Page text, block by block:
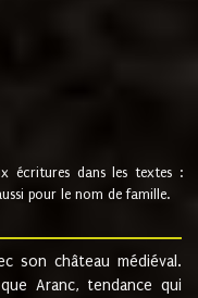
écritures dans les textes :
pour le nom de famille.
son château médiéval.
Aranc, tendance qui